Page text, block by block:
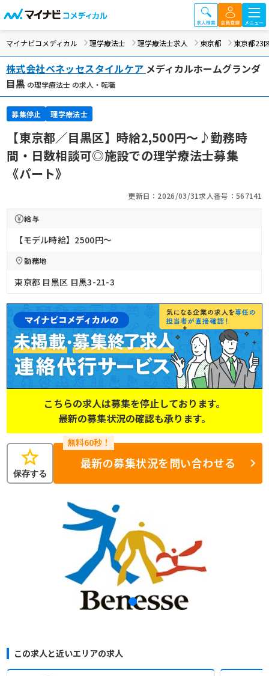
マイナビコメディカル 理学療法士 理学療法士求人 東京都 東京都23
株式会社ベネッセスタイルケア メディカルホームグランダ
目黒 の理学療法士 の求人・転職
募集停止 理学療法士
【東京都／目黒区】時給2,500円～♪勤務時
間・日数相談可◎施設での理学療法士募集
《パート》
更新日：2026/03/31求人番号：567141
給与
【モデル時給】2500円〜
勤務地
東京都 目黒区 目黒3-21-3
こちらの求人は募集を停止しております。
最新の募集状況の確認も承ります。
star
保存する
最新の募集状況を問い合わせる
この求人と近いエリアの求人